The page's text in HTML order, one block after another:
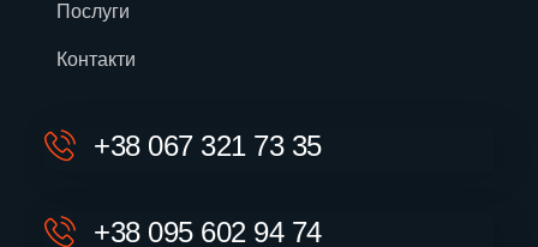
Послуги
Контакти
+38 067 321 73 35
+38 095 602 94 74